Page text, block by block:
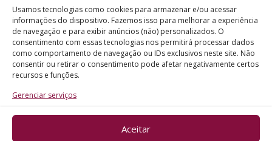
Usamos tecnologias como cookies para armazenar e/ou acessar
informações do dispositivo. Fazemos isso para melhorar a experiência
de navegação e para exibir anúncios (não) personalizados. O
consentimento com essas tecnologias nos permitirá processar dados
como comportamento de navegação ou IDs exclusivos neste site. Não
consentir ou retirar o consentimento pode afetar negativamente certos
recursos e funções.
Gerenciar serviços
Aceitar
Assunto
Mensagem